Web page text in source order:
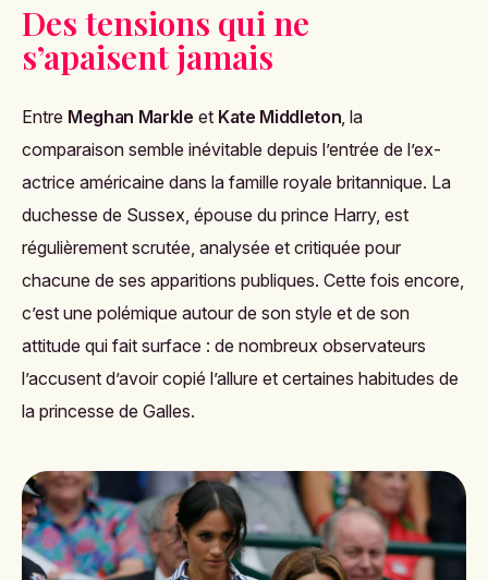
Des tensions qui ne
s’apaisent jamais
Entre Meghan Markle et Kate Middleton, la
comparaison semble inévitable depuis l’entrée de l’ex-
actrice américaine dans la famille royale britannique. La
duchesse de Sussex, épouse du prince Harry, est
régulièrement scrutée, analysée et critiquée pour
chacune de ses apparitions publiques. Cette fois encore,
c’est une polémique autour de son style et de son
attitude qui fait surface : de nombreux observateurs
l’accusent d’avoir copié l’allure et certaines habitudes de
la princesse de Galles.